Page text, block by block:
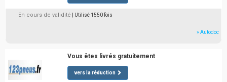
En cours de validité | Utilisé 1550 fois
» Autodoc
Vous êtes livrés gratuitement
vers la réduction